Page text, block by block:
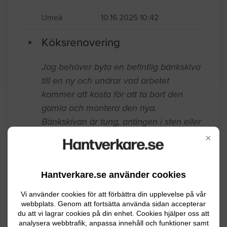
×
Hantverkare.se använder cookies
Vi använder cookies för att förbättra din upplevelse på vår
webbplats. Genom att fortsätta använda sidan accepterar
du att vi lagrar cookies på din enhet. Cookies hjälper oss att
analysera webbtrafik, anpassa innehåll och funktioner samt
Umeå 10.16.2025 10:42
Köksrenovering
Jag behöver byta en befintlig bänkskiva
till en ny och undrar vad arbetet
kommer att kosta för att ta bort den
gamla och montera den nya.
Bänkskivan är tung, antingen i sten eller
3090 x 635 och den andra delen är
underlimmad och det ska göras hål (som
är förberett) för spishällen och den ska
också sättas på plats.